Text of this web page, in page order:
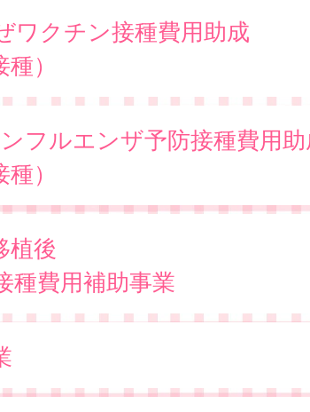
ワクチン接種費用助成
）
フルエンザ予防接種費用
）
植後
種費用補助事業